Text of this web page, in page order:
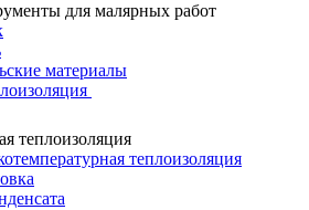
для малярных работ
материалы
теплоизоляция
теплоизоляция